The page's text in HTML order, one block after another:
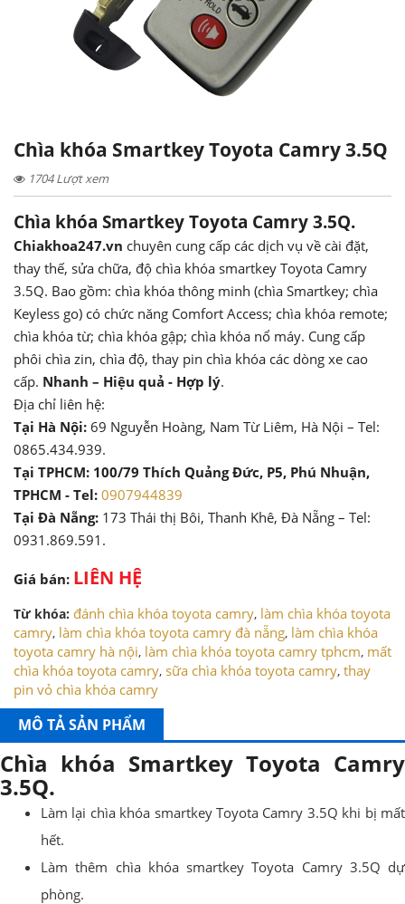
Chìa khóa Smartkey Toyota Camry 3.5Q
1704 Lượt xem
Chìa khóa Smartkey Toyota Camry 3.5Q.
Chiakhoa247.vn chuyên cung cấp các dịch vụ về cài đặt,
thay thế, sửa chữa, độ chìa khóa smartkey Toyota Camry
3.5Q. Bao gồm: chìa khóa thông minh (chìa Smartkey; chìa
Keyless go) có chức năng Comfort Access; chìa khóa remote;
chìa khóa từ; chìa khóa gập; chìa khóa nổ máy. Cung cấp
phôi chìa zin, chìa độ, thay pin chìa khóa các dòng xe cao
cấp. Nhanh – Hiệu quả - Hợp lý.
Địa chỉ liên hệ:
Tại Hà Nội: 69 Nguyễn Hoàng, Nam Từ Liêm, Hà Nội – Tel:
0865.434.939.
Tại TPHCM: 100/79 Thích Quảng Đức, P5, Phú Nhuận,
TPHCM - Tel: 0907944839
Tại Đà Nẵng: 173 Thái thị Bôi, Thanh Khê, Đà Nẵng – Tel:
0931.869.591.
Giá bán: LIÊN HỆ
Từ khóa: đánh chìa khóa toyota camry, làm chìa khóa toyota
camry, làm chìa khóa toyota camry đà nẵng, làm chìa khóa
toyota camry hà nội, làm chìa khóa toyota camry tphcm, mất
chìa khóa toyota camry, sữa chìa khóa toyota camry, thay
pin vỏ chìa khóa camry
MÔ TẢ SẢN PHẨM
Chìa khóa Smartkey Toyota Camry
3.5Q.
Làm lại chìa khóa smartkey Toyota Camry 3.5Q khi bị mất
hết.
Làm thêm chìa khóa smartkey Toyota Camry 3.5Q dự
phòng.